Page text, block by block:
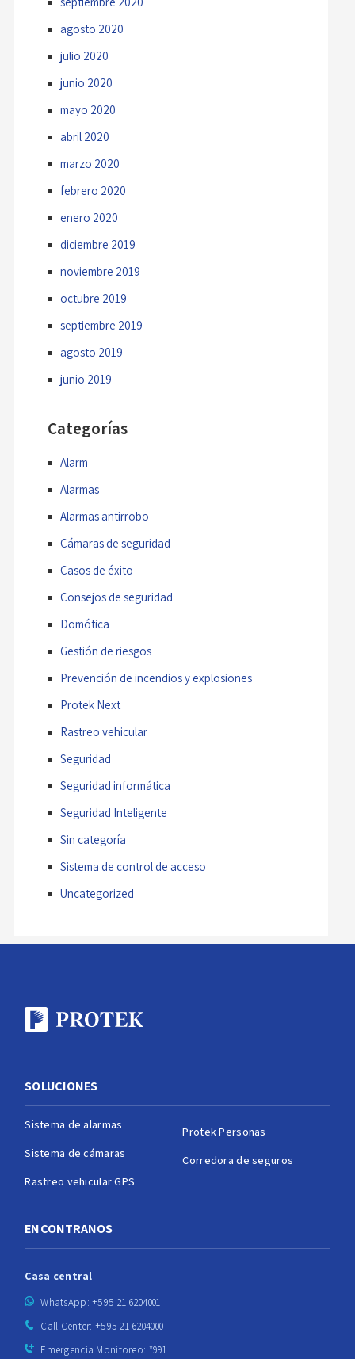
agosto 2020
julio 2020
junio 2020
mayo 2020
abril 2020
marzo 2020
febrero 2020
enero 2020
diciembre 2019
noviembre 2019
octubre 2019
septiembre 2019
agosto 2019
junio 2019
Categorías
Alarm
Alarmas
Alarmas antirrobo
Cámaras de seguridad
Casos de éxito
Consejos de seguridad
Domótica
Gestión de riesgos
Prevención de incendios y explosiones
Protek Next
Rastreo vehicular
Seguridad
Seguridad informática
Seguridad Inteligente
Sin categoría
Sistema de control de acceso
Uncategorized
SOLUCIONES
Sistema de alarmas
Sistema de cámaras
Rastreo vehicular GPS
Protek Personas
Corredora de seguros
ENCONTRANOS
Casa central
WhatsApp: +595 21 6204001
Call Center: +595 21 6204000
Emergencia Monitoreo: *991